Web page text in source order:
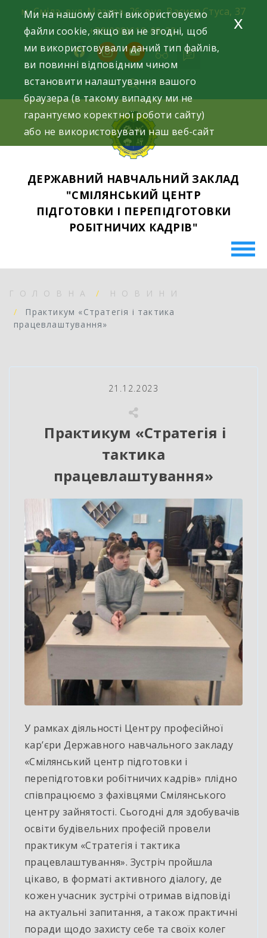
content
м. Сміла, вул. Мазура, 26; вул. Василя Стуса, 37
+38(098)612-69-32.
facebookinstagram
youtube
ДЕРЖАВНИЙ НАВЧАЛЬНИЙ ЗАКЛАД
"СМІЛЯНСЬКИЙ ЦЕНТР
ПІДГОТОВКИ І ПЕРЕПІДГОТОВКИ
РОБІТНИЧИХ КАДРІВ"
ГОЛОВНА
НОВИНИ
Практикум «Стратегія і тактика
працевлаштування»
21.12.2023
Практикум «Стратегія і
тактика
працевлаштування»
У рамках діяльності Центру професійної
кар’єри Державного навчального закладу
«Смілянський центр підготовки і
перепідготовки робітничих кадрів» плідно
співпрацюємо з фахівцями Смілянського
центру зайнятості. Сьогодні для здобувачів
освіти будівельних професій провели
практикум «Стратегія і тактика
працевлаштування». Зустріч пройшла
цікаво, в форматі активного діалогу, де
кожен учасник зустрічі отримав відповіді
на актуальні запитання, а також практичні
поради щодо захисту себе та своїх колег
Ми на нашому сайті використовуємо
файли cookie, якщо ви не згодні, щоб
ми використовували даний тип файлів,
ви повинні відповідним чином
встановити налаштування вашого
браузера (в такому випадку ми не
гарантуємо коректної роботи сайту)
або не використовувати наш веб-сайт
x